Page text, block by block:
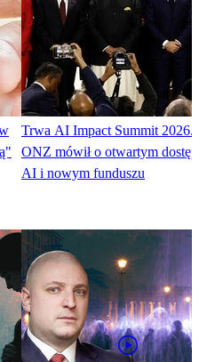
Trwa AI Impact Summit 2026.
ONZ mówił o otwartym
AI i nowym funduszu